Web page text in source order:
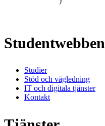
Studentwebben
Studier
Stöd och vägledning
IT och digitala tjänster
Kontakt